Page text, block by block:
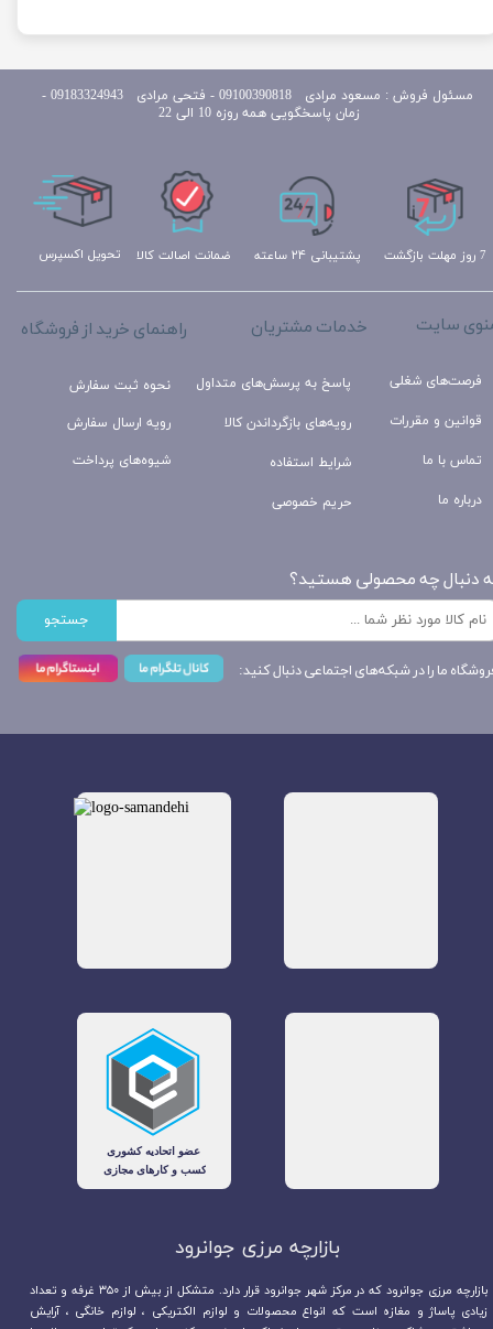
بازارچه مرزی جوانرود​​​​​​​
بازارچه مرزی جوانرود که در مرکز شهر جوانرود قرار دارد. متشکل از بیش از ۳۵۰ غرفه و تعداد
زیادی پاساژ و مغازه است که انواع محصولات و لوازم الکتریکی ، لوازم خانگی ، آرایش
تحویل اکسپرس پشتیبانی ۲۴ ساعته 7 روز مهلت بازگشت ضمانت اصالت کالا
راهنمای خرید از فروشگاه
نحوه ثبت سفارش
رویه ارسال سفارش
شیوه‌های پرداخت
خدمات مشتریان
پاسخ به پرسش‌های متداول
رویه‌های بازگرداندن کالا
شرایط استفاده
حریم خصوصی
سایت
فرصت‌های شغلی
قوانین و مقررات
تماس با ما
درباره ما
دنبال چه محصولی هستید؟
جستجو
ما را در شبکه‌های اجتماعی دنبال کنید:
مسئول
فروش : مسعود مرادی 09100390818​​​​​​​ ​​​​​​​- فتحی مرادی 09183324943 -
زمان پاسخگویی همه روزه 10 الی 22